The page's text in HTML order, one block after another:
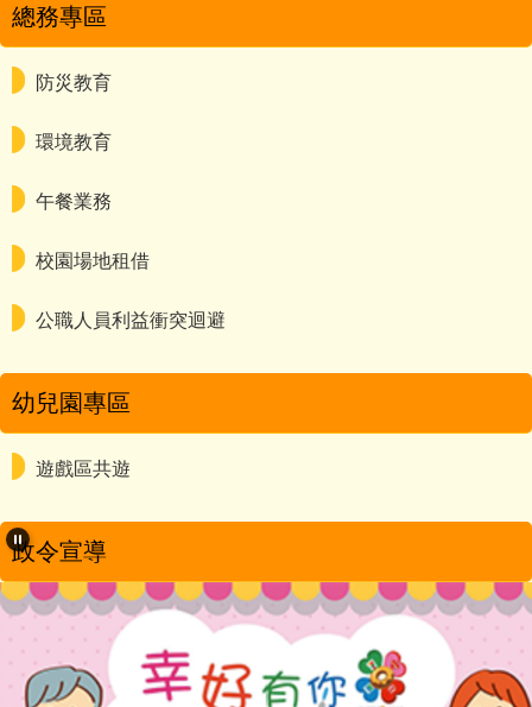
總務專區
防災教育
環境教育
午餐業務
校園場地租借
公職人員利益衝突迴避
幼兒園專區
遊戲區共遊
政令宣導